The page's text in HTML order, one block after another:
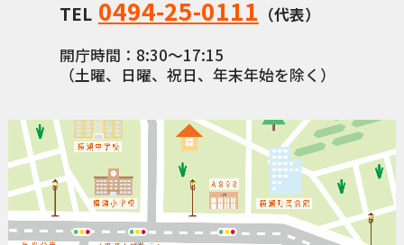
TEL 0494-25-0111 （代表）
開庁時間：8:30〜17:15
（土曜、日曜、祝日、年末年始を除く）